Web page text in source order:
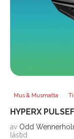
Mus & Musmatta
HYPERX
av Odd
lästid